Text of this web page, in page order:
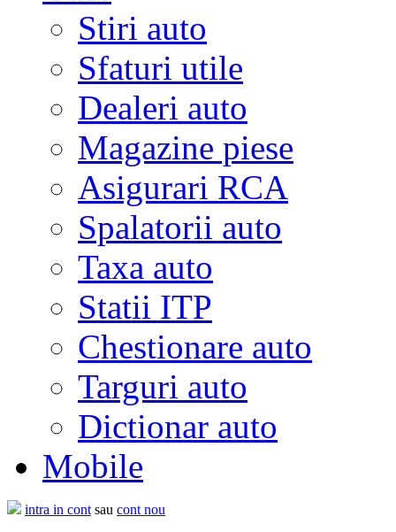
Stiri auto
Sfaturi utile
Dealeri auto
Magazine piese
Asigurari RCA
Spalatorii auto
Taxa auto
Statii ITP
Chestionare auto
Targuri auto
Dictionar auto
Mobile
intra in cont sau cont nou